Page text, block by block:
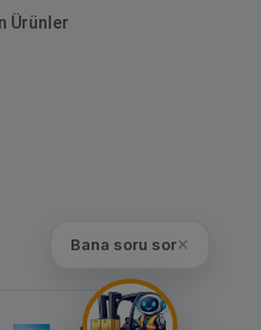
Bana soru sor✕
Ürünler